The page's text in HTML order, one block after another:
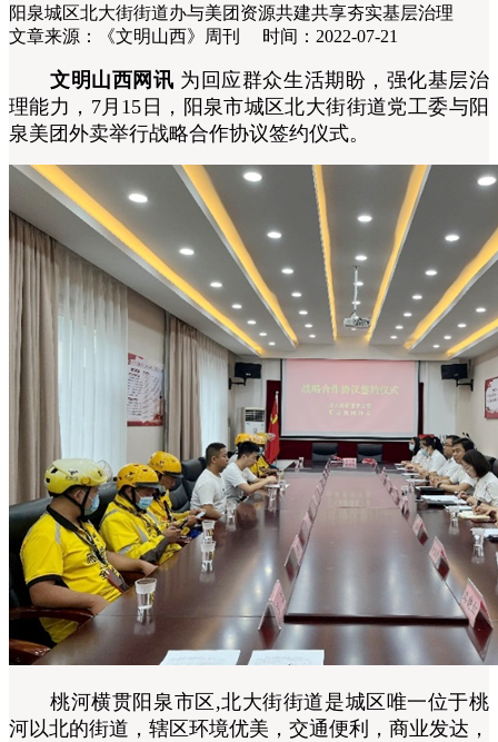
阳泉城区北大街街道办与美团资源共建共享夯实基层治理
文章来源：《文明山西》周刊 时间：2022-07-21
文明山西网讯 为回应群众生活期盼，强化基层治
理能力，7月15日，阳泉市城区北大街街道党工委与阳
泉美团外卖举行战略合作协议签约仪式。
桃河横贯阳泉市区,北大街街道是城区唯一位于桃
河以北的街道，辖区环境优美，交通便利，商业发达，